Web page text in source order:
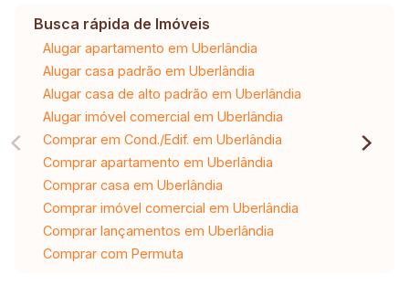
Busca rápida de Imóveis
Alugar apartamento em Uberlândia
Alugar casa padrão em Uberlândia
Alugar casa de alto padrão em Uberlândia
Alugar imóvel comercial em Uberlândia
Comprar em Cond./Edif. em Uberlândia
Comprar apartamento em Uberlândia
Comprar casa em Uberlândia
Comprar imóvel comercial em Uberlândia
Comprar lançamentos em Uberlândia
Comprar com Permuta